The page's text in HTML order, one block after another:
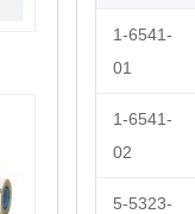
1-6541-
01
1-6541-
02
5-5323-